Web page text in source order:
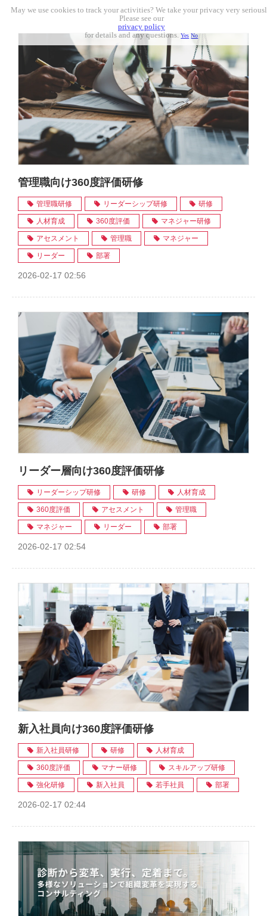
管理職向け360度評価研修
管理職研修 リーダーシップ研修 研修
人材育成 360度評価 マネジャー研修
アセスメント 管理職 マネジャー
リーダー 部署
2026-02-17 02:56
リーダー層向け360度評価研修
リーダーシップ研修 研修 人材育成
360度評価 アセスメント 管理職
マネジャー リーダー 部署
2026-02-17 02:54
新入社員向け360度評価研修
新入社員研修 研修 人材育成
360度評価 マナー研修 スキルアップ研修
強化研修 新入社員 若手社員 部署
2026-02-17 02:44
May we use cookies to track your activities? We take your privacy very
Please see our
privacy policy
for details and any questions.Yes No